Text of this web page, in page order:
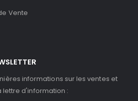
Vente
informations sur les ventes et
lettre d'information :